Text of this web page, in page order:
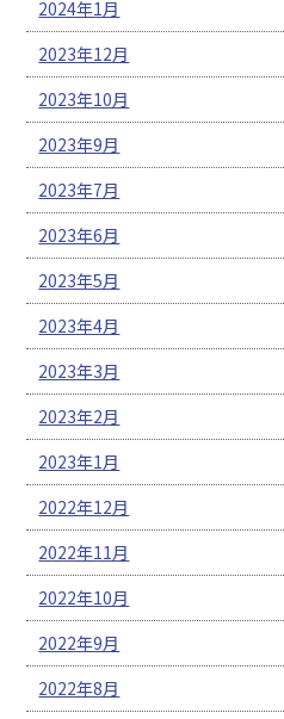
2024年1月
2023年12月
2023年10月
2023年9月
2023年7月
2023年6月
2023年5月
2023年4月
2023年3月
2023年2月
2023年1月
2022年12月
2022年11月
2022年10月
2022年9月
2022年8月